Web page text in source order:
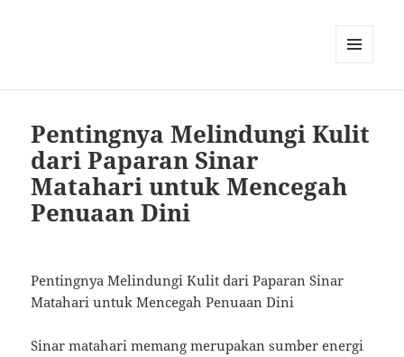
Pentingnya Melindungi Kulit
dari Paparan Sinar
Matahari untuk Mencegah
Penuaan Dini
Pentingnya Melindungi Kulit dari Paparan Sinar
Matahari untuk Mencegah Penuaan Dini
Sinar matahari memang merupakan sumber energi